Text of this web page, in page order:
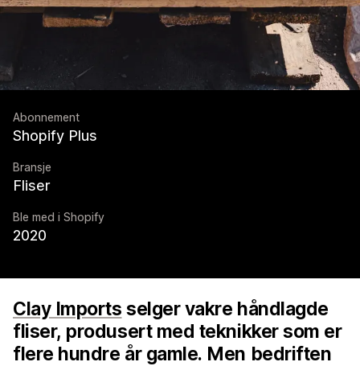
Abonnement
Shopify Plus
Bransje
Fliser
Ble med i Shopify
2020
Clay Imports selger vakre håndlagde
fliser, produsert med teknikker som er
flere hundre år gamle. Men bedriften